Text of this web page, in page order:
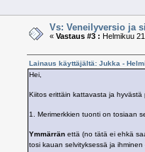
Vs: Veneilyversio ja
«Vastaus #3 : Helmikuu
Lainaus käyttäjältä: Jukka -
Hei,
Kiitos erittäin kattavasta ja
1. Merimerkkien tuonti on tosiaan
Ymmärränettä (no tätä ei ehkä
tosi kauan selvityksessä ja ihminen